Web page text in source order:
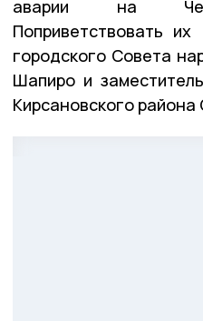
аварии на
Поприветствовать
городского Совета
Шапиро и
Кирсановского